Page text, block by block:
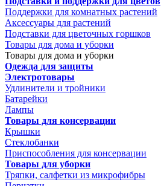
Поддержки для комнатных растений
Аксессуары для растений
Подставки для цветочных горшков
Товары для дома и уборки
Товары для дома и уборки
Одежда для защиты
Электротовары
Удлинители и тройники
Батарейки
Лампы
Товары для консервации
Крышки
Стеклобанки
Приспособления для консервации
Товары для уборки
Тряпки, салфетки из микрофибры